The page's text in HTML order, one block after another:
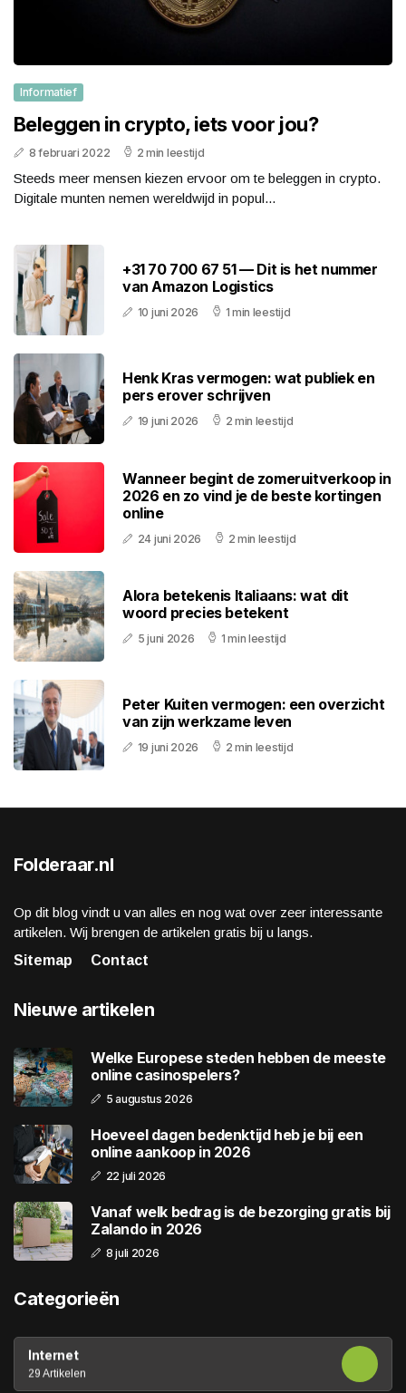
Informatief
Beleggen in crypto, iets voor jou?
8 februari 2022 2 min leestijd
Steeds meer mensen kiezen ervoor om te beleggen in crypto.
Digitale munten nemen wereldwijd in popul...
+31 70 700 67 51 — Dit is het nummer
van Amazon Logistics
10 juni 2026 1 min leestijd
Henk Kras vermogen: wat publiek en
pers erover schrijven
19 juni 2026 2 min leestijd
Wanneer begint de zomeruitverkoop in
2026 en zo vind je de beste kortingen
online
24 juni 2026 2 min leestijd
Alora betekenis Italiaans: wat dit
woord precies betekent
5 juni 2026 1 min leestijd
Peter Kuiten vermogen: een overzicht
van zijn werkzame leven
19 juni 2026 2 min leestijd
Folderaar.nl
Op dit blog vindt u van alles en nog wat over zeer interessante
artikelen. Wij brengen de artikelen gratis bij u langs.
Sitemap
Contact
Nieuwe artikelen
Welke Europese steden hebben de meeste
online casinospelers?
5 augustus 2026
Hoeveel dagen bedenktijd heb je bij een
online aankoop in 2026
22 juli 2026
Vanaf welk bedrag is de bezorging gratis bij
Zalando in 2026
8 juli 2026
Categorieën
Internet
29 Artikelen